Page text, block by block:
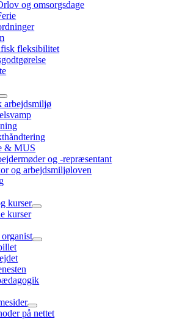
og omsorgsdage
fleksibilitet
arbejdsmiljø
& MUS
og -repræsentant
og arbejdsmiljøloven
kurser
kurser
på nettet